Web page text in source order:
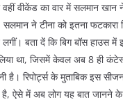
वीकेंड का वार में सलमान खान ने
ने टीना को इतना फटकारा
लगीं। बता दें कि बिग बॉस हाउस
था, जिसमें केवल अब 8 ही
है। रिपोर्ट्स के मुताबिक इस
ऐसे में अब लोग यह बात जानने